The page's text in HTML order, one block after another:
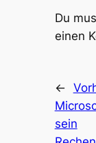
Du
einen
←
sein